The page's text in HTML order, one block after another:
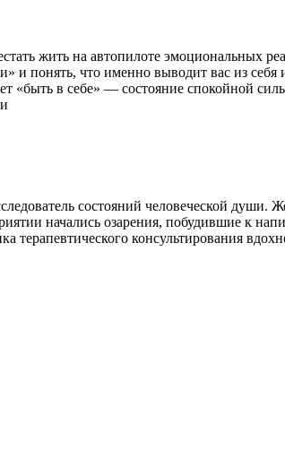
жить на автопилоте
и понять, что именно выводит вас из
«быть в себе» — состояние спокойной
состояний человеческой души.
начались озарения, побудившие к
терапевтического консультирования